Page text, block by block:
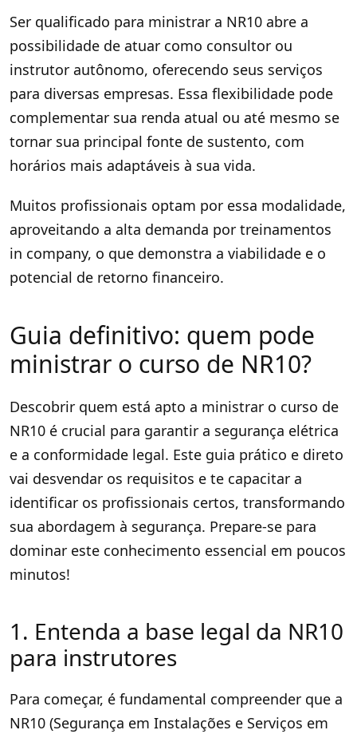
Ser qualificado para ministrar a NR10 abre a
possibilidade de atuar como consultor ou
instrutor autônomo, oferecendo seus serviços
para diversas empresas. Essa flexibilidade pode
complementar sua renda atual ou até mesmo se
tornar sua principal fonte de sustento, com
horários mais adaptáveis à sua vida.
Muitos profissionais optam por essa modalidade,
aproveitando a alta demanda por treinamentos
in company, o que demonstra a viabilidade e o
potencial de retorno financeiro.
Guia definitivo: quem pode
ministrar o curso de NR10?
Descobrir quem está apto a ministrar o curso de
NR10 é crucial para garantir a segurança elétrica
e a conformidade legal. Este guia prático e direto
vai desvendar os requisitos e te capacitar a
identificar os profissionais certos, transformando
sua abordagem à segurança. Prepare-se para
dominar este conhecimento essencial em poucos
minutos!
1. Entenda a base legal da NR10
para instrutores
Para começar, é fundamental compreender que a
NR10 (Segurança em Instalações e Serviços em